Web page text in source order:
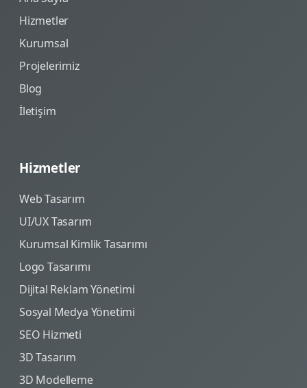
Hizmetler
Kurumsal
Projelerimiz
Blog
İletişim
Hizmetler
Web Tasarım
UI/UX Tasarım
Kurumsal Kimlik Tasarımı
Logo Tasarımı
Dijital Reklam Yönetimi
Sosyal Medya Yönetimi
SEO Hizmeti
3D Tasarım
3D Modelleme